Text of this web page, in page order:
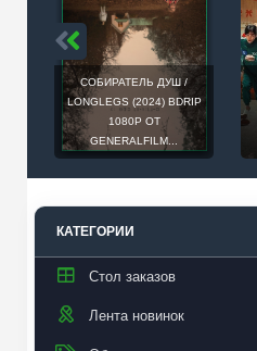
СОБИРАТЕЛЬ ДУШ /
LONGLEGS (2024) BDRIP
1080P ОТ
GENERALFILM...
КАТЕГОРИИ
Стол заказов
Лента новинок